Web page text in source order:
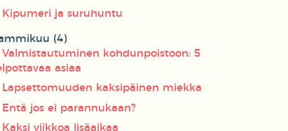
Kipumeri ja suruhuntu
(4)
Valmistautuminen kohdunpoistoon: 5
asiaa
Lapsettomuuden kaksipäinen miekka
Entä jos ei parannukaan?
Kaksi viikkoa lisäaikaa